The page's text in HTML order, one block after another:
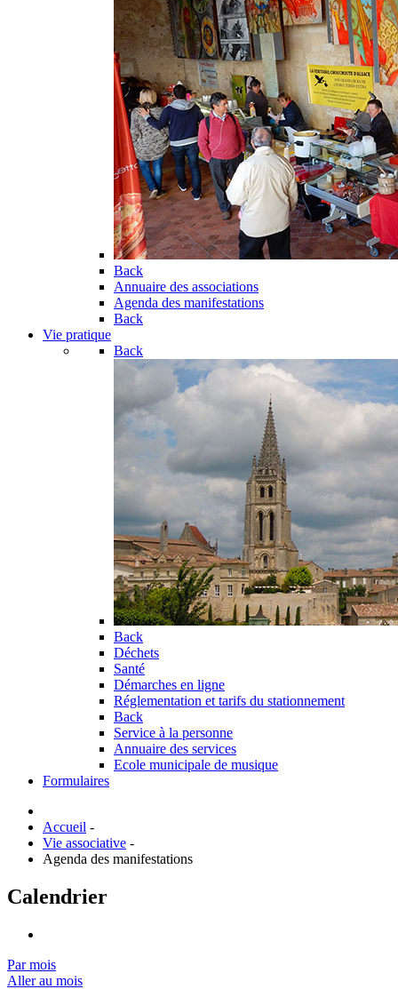
Back
Annuaire des associations
Agenda des manifestations
Back
Vie pratique
Back
Back
Déchets
Santé
Démarches en ligne
Réglementation et tarifs du stationnement
Back
Service à la personne
Annuaire des services
Ecole municipale de musique
Formulaires
Accueil -
Vie associative -
Agenda des manifestations
Calendrier
Par mois
Aller au mois